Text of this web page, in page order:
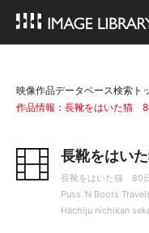
映像作品データベース検索ト
作品情報：長靴をはいた猫
長靴をはい
長靴をはいた猫 80
Puss 'N Boots
Hachiju nichikan